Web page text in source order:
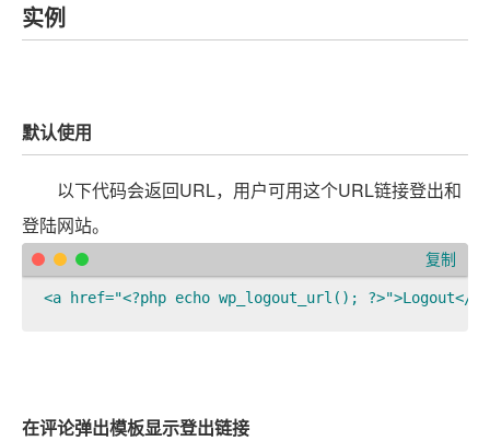
实例
默认使用
以下代码会返回URL，用户可用这个URL链接登出和
登陆网站。
复制
在评论弹出模板显示登出链接